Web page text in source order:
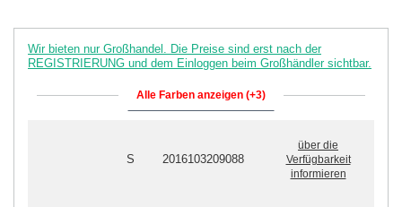
Wir bieten nur Großhandel. Die Preise sind erst nach der
REGISTRIERUNG und dem Einloggen beim Großhändler sichtbar.
Alle Farben anzeigen (+3)
S 2016103209088
über die
Verfügbarkeit
informieren